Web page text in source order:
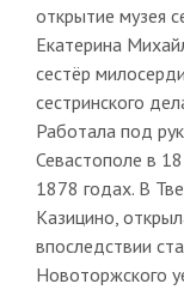
открытие музея
Екатерина
сестёр
сестринского
Работала под
Севастополе в
1878 годах. В
Казицино,
впоследствии
Новоторжского